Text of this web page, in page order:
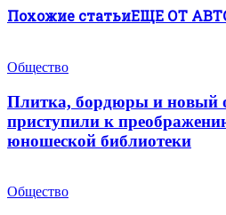
Похожие статьиЕЩЕ ОТ
Общество
Плитка, бордюры и новый
приступили к
юношеской библиотеки
Общество